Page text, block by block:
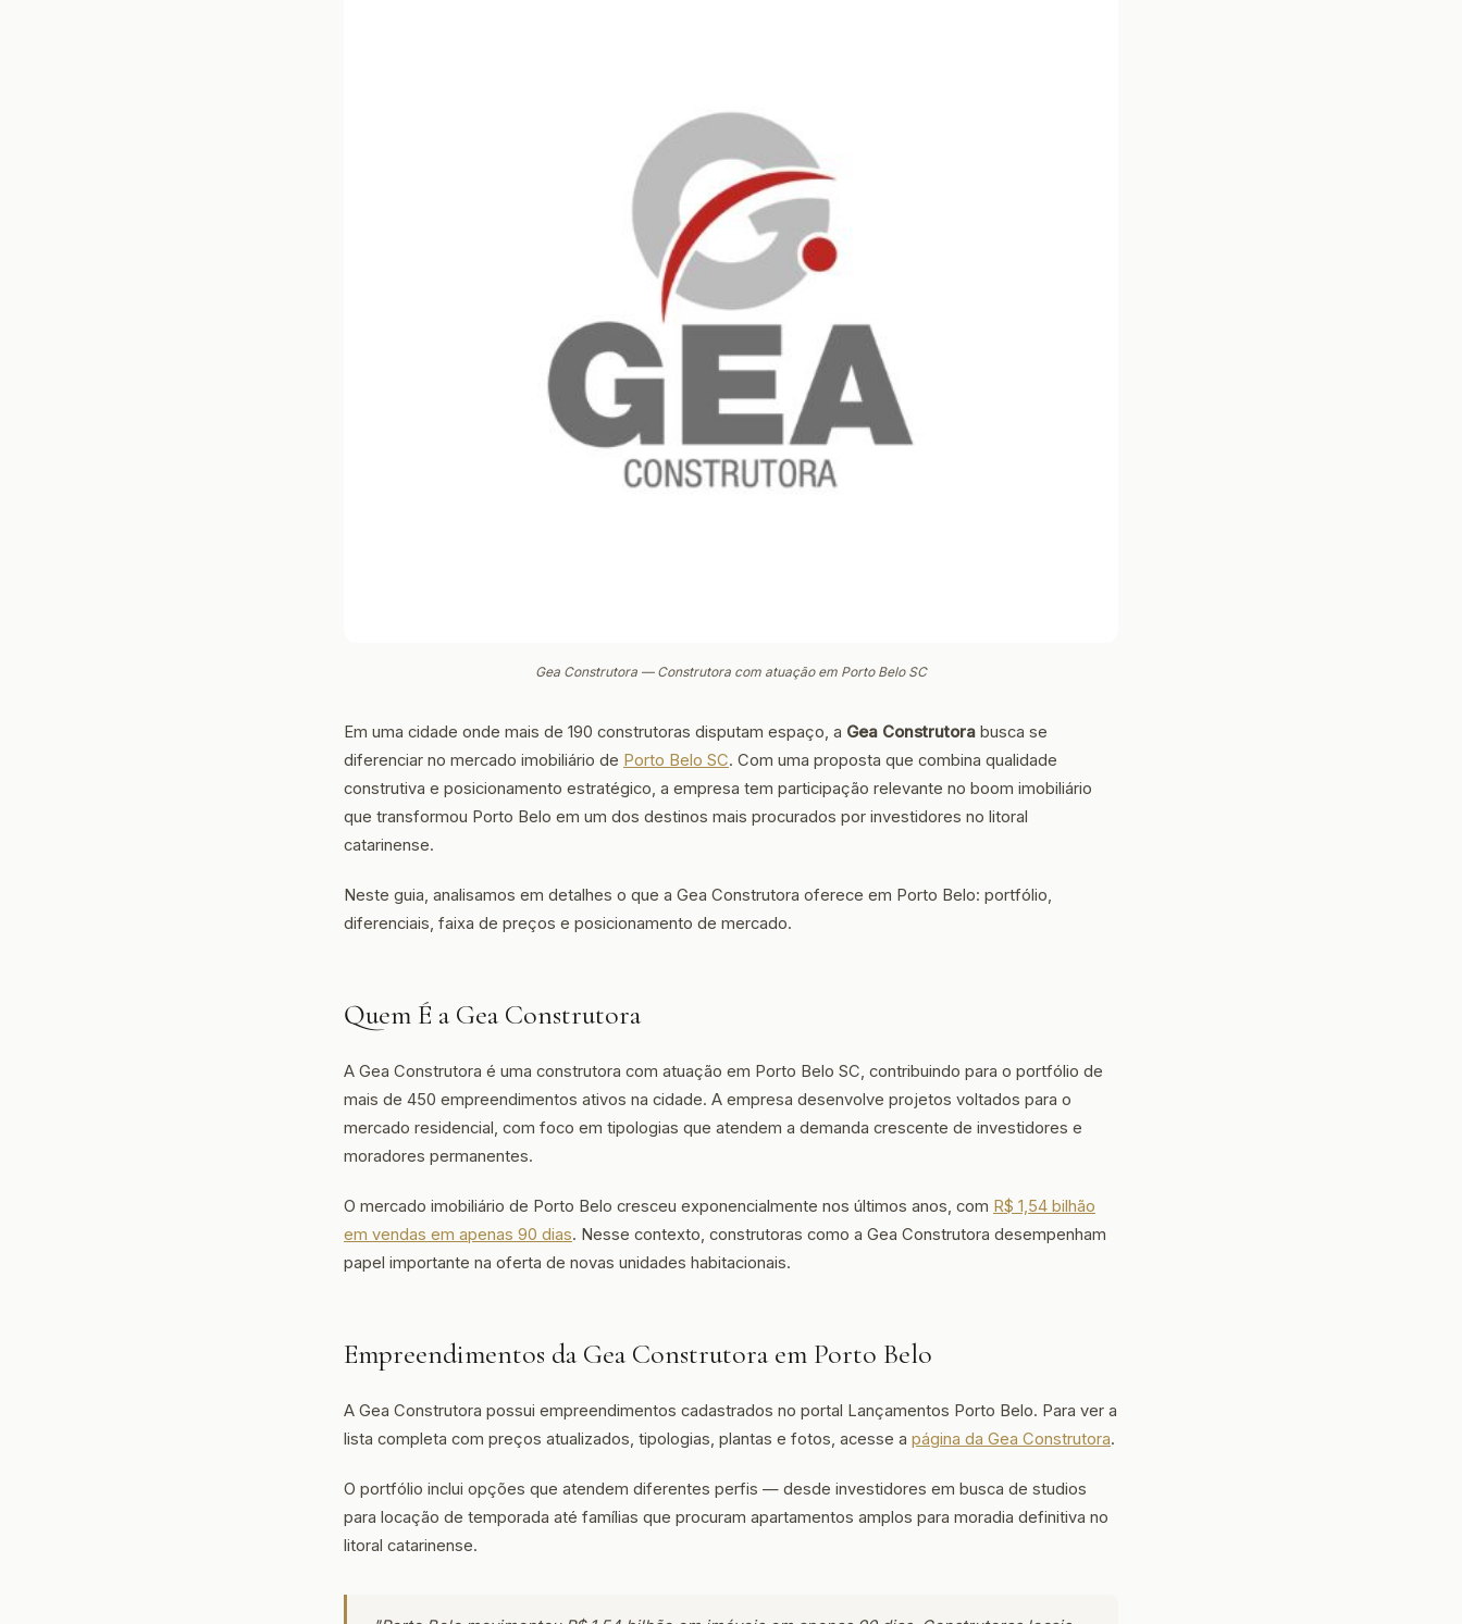
Gea Construtora — Construtora com atuação em Porto Belo SC
Em uma cidade onde mais de 190 construtoras disputam espaço, a Gea Construtora busca se
diferenciar no mercado imobiliário de Porto Belo SC. Com uma proposta que combina qualidade
construtiva e posicionamento estratégico, a empresa tem participação relevante no boom imobiliário
que transformou Porto Belo em um dos destinos mais procurados por investidores no litoral
catarinense.
Neste guia, analisamos em detalhes o que a Gea Construtora oferece em Porto Belo: portfólio,
diferenciais, faixa de preços e posicionamento de mercado.
Quem É a Gea Construtora
A Gea Construtora é uma construtora com atuação em Porto Belo SC, contribuindo para o portfólio de
mais de 450 empreendimentos ativos na cidade. A empresa desenvolve projetos voltados para o
mercado residencial, com foco em tipologias que atendem a demanda crescente de investidores e
moradores permanentes.
O mercado imobiliário de Porto Belo cresceu exponencialmente nos últimos anos, com R$ 1,54 bilhão
em vendas em apenas 90 dias. Nesse contexto, construtoras como a Gea Construtora desempenham
papel importante na oferta de novas unidades habitacionais.
Empreendimentos da Gea Construtora em Porto Belo
A Gea Construtora possui empreendimentos cadastrados no portal Lançamentos Porto Belo. Para ver a
lista completa com preços atualizados, tipologias, plantas e fotos, acesse a página da Gea Construtora.
O portfólio inclui opções que atendem diferentes perfis — desde investidores em busca de studios
para locação de temporada até famílias que procuram apartamentos amplos para moradia definitiva no
litoral catarinense.